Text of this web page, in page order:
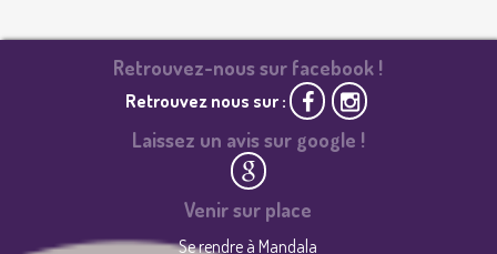
Retrouvez-nous sur facebook !
Retrouvez nous sur :
Laissez un avis sur google !
Venir sur place
Se rendre à Mandala